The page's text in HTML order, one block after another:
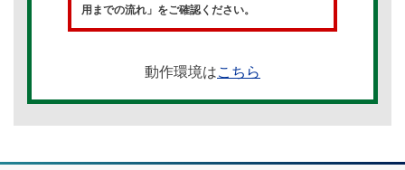
用までの流れ」をご確認ください。
動作環境はこちら